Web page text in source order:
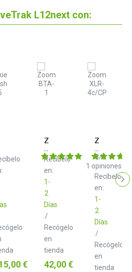
L12next con:
€
Zoom
BTA-
1
Recíbelo
en:
1-
2
Días
/
Recógelo
en
tienda
Precio
42,00 €
Zoom
XLR-
4c/CP
Recíbelo
en:
1-
2
Días
/
Recógelo
en
tienda
5/5-
1 opiniones